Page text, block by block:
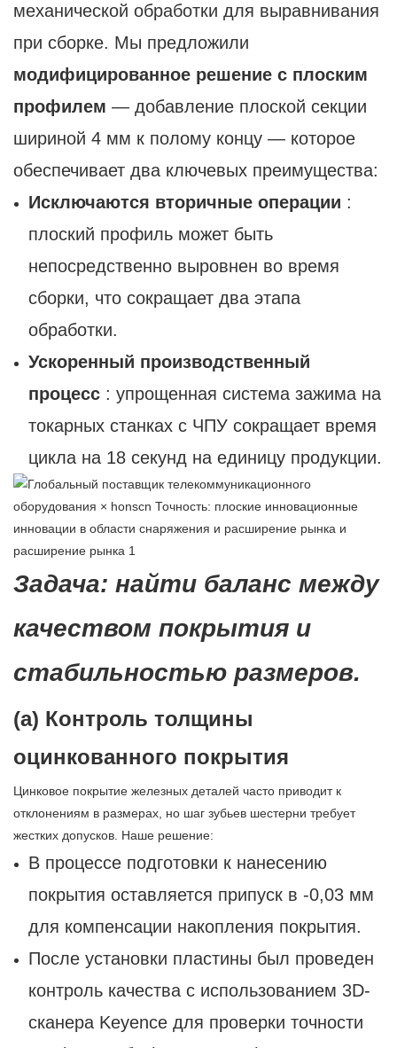
механической обработки для выравнивания
при сборке. Мы предложили
модифицированное решение с плоским
профилем — добавление плоской секции
шириной 4 мм к полому концу — которое
обеспечивает два ключевых преимущества:
Исключаются вторичные операции :
плоский профиль может быть
непосредственно выровнен во время
сборки, что сокращает два этапа
обработки.
Ускоренный производственный
процесс : упрощенная система зажима на
токарных станках с ЧПУ сокращает время
цикла на 18 секунд на единицу продукции.
Задача: найти баланс между
качеством покрытия и
стабильностью размеров.
(а) Контроль толщины
оцинкованного покрытия
Цинковое покрытие железных деталей часто приводит к
отклонениям в размерах, но шаг зубьев шестерни требует
жестких допусков. Наше решение:
В процессе подготовки к нанесению
покрытия оставляется припуск в -0,03 мм
для компенсации накопления покрытия.
После установки пластины был проведен
контроль качества с использованием 3D-
сканера Keyence для проверки точности